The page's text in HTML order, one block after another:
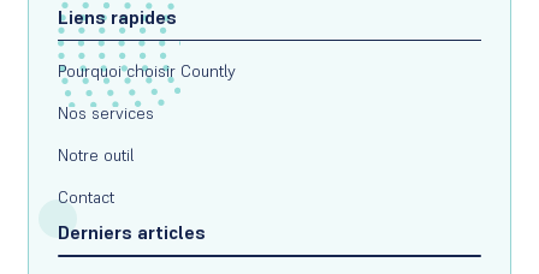
Liens rapides
Pourquoi choisir Countly
Nos services
Notre outil
Contact
Derniers articles